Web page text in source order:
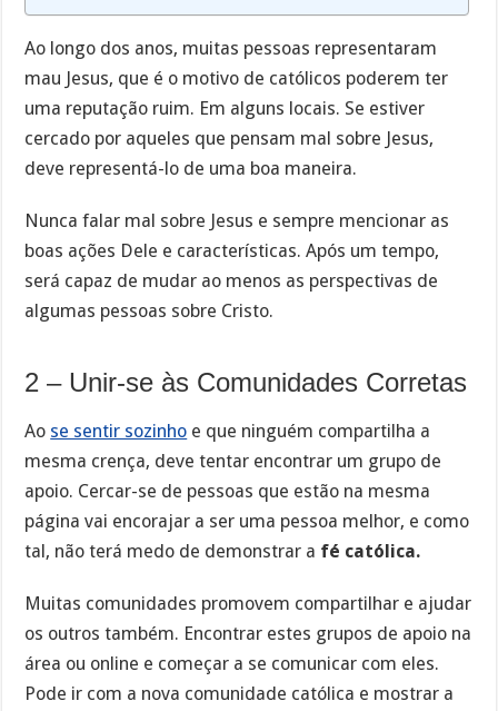
Ao longo dos anos, muitas pessoas representaram
mau Jesus, que é o motivo de católicos poderem ter
uma reputação ruim. Em alguns locais. Se estiver
cercado por aqueles que pensam mal sobre Jesus,
deve representá-lo de uma boa maneira.
Nunca falar mal sobre Jesus e sempre mencionar as
boas ações Dele e características. Após um tempo,
será capaz de mudar ao menos as perspectivas de
algumas pessoas sobre Cristo.
2 – Unir-se às Comunidades Corretas
Ao se sentir sozinho e que ninguém compartilha a
mesma crença, deve tentar encontrar um grupo de
apoio. Cercar-se de pessoas que estão na mesma
página vai encorajar a ser uma pessoa melhor, e como
tal, não terá medo de demonstrar a fé católica.
Muitas comunidades promovem compartilhar e ajudar
os outros também. Encontrar estes grupos de apoio na
área ou online e começar a se comunicar com eles.
Pode ir com a nova comunidade católica e mostrar a